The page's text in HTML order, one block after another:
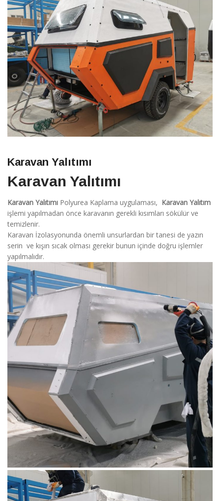
Karavan Yalıtımı
Karavan Yalıtımı
Karavan Yalıtımı Polyurea Kaplama uygulaması, Karavan Yalıtım
işlemi yapılmadan önce karavanın gerekli kısımları sökülür ve
temizlenir.
Karavan İzolasyonunda önemli unsurlardan bir tanesi de yazın
serin ve kışın sıcak olması gerekir bunun içinde doğru işlemler
yapılmalıdır.